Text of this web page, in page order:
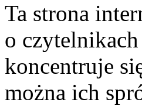
Ta strona
o
koncentruje
można ich